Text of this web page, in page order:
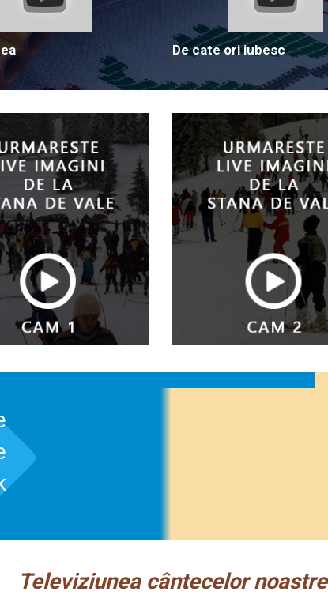
De cate ori iubesc
Televiziunea cântecelor noastre